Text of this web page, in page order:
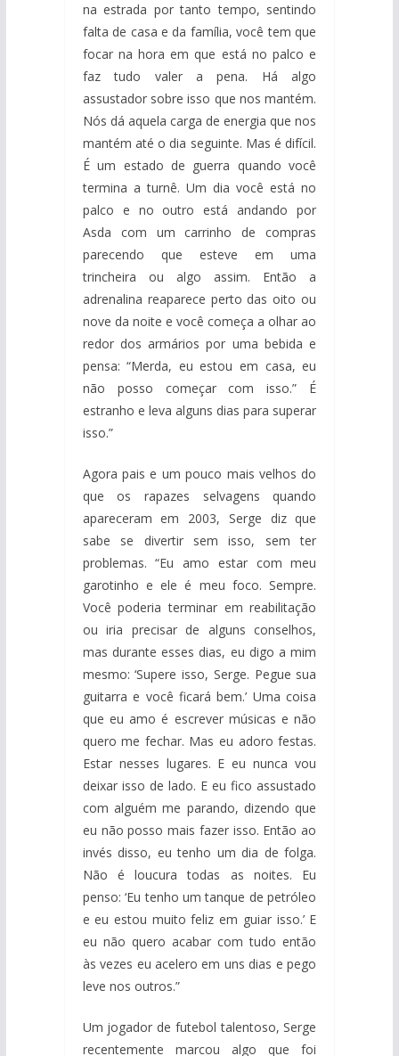
na estrada por tanto tempo, sentindo
falta de casa e da família, você tem que
focar na hora em que está no palco e
faz tudo valer a pena. Há algo
assustador sobre isso que nos mantém.
Nós dá aquela carga de energia que nos
mantém até o dia seguinte. Mas é difícil.
É um estado de guerra quando você
termina a turnê. Um dia você está no
palco e no outro está andando por
Asda com um carrinho de compras
parecendo que esteve em uma
trincheira ou algo assim. Então a
adrenalina reaparece perto das oito ou
nove da noite e você começa a olhar ao
redor dos armários por uma bebida e
pensa: “Merda, eu estou em casa, eu
não posso começar com isso.” É
estranho e leva alguns dias para superar
isso.”
Agora pais e um pouco mais velhos do
que os rapazes selvagens quando
apareceram em 2003, Serge diz que
sabe se divertir sem isso, sem ter
problemas. “Eu amo estar com meu
garotinho e ele é meu foco. Sempre.
Você poderia terminar em reabilitação
ou iria precisar de alguns conselhos,
mas durante esses dias, eu digo a mim
mesmo: ‘Supere isso, Serge. Pegue sua
guitarra e você ficará bem.’ Uma coisa
que eu amo é escrever músicas e não
quero me fechar. Mas eu adoro festas.
Estar nesses lugares. E eu nunca vou
deixar isso de lado. E eu fico assustado
com alguém me parando, dizendo que
eu não posso mais fazer isso. Então ao
invés disso, eu tenho um dia de folga.
Não é loucura todas as noites. Eu
penso: ‘Eu tenho um tanque de petróleo
e eu estou muito feliz em guiar isso.’ E
eu não quero acabar com tudo então
às vezes eu acelero em uns dias e pego
leve nos outros.”
Um jogador de futebol talentoso, Serge
recentemente marcou algo que foi